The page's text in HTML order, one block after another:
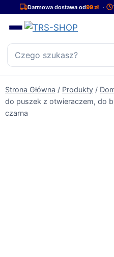
PrzejdźDarmowa dostawa od99 zł
Strona Główna / Produkty /
do puszek z otwieraczem, do
czarna